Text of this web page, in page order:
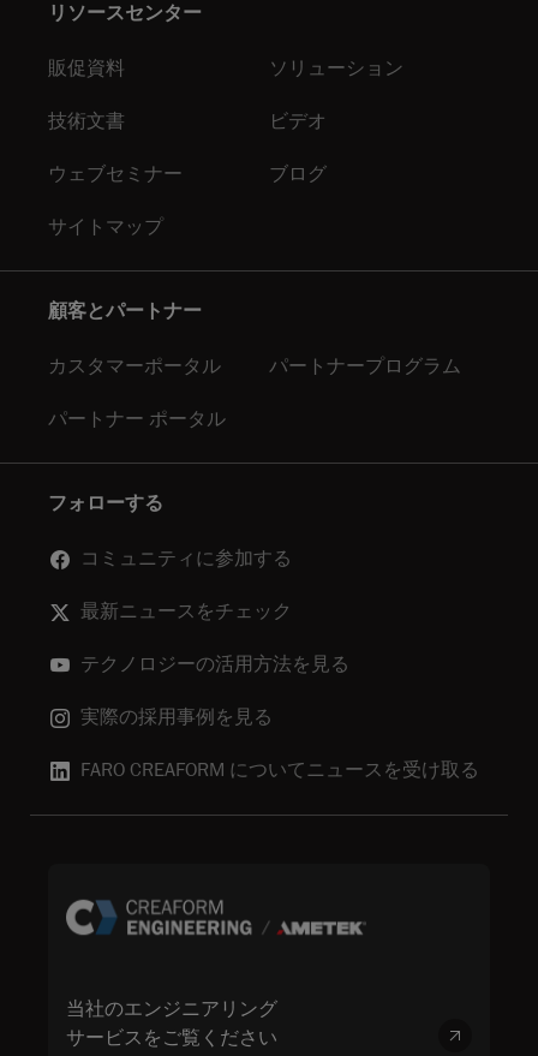
リソースセンター
販促資料 ソリューション
技術文書 ビデオ
ウェブセミナー ブログ
サイトマップ
顧客とパートナー
カスタマーポータル パートナープログラム
パートナー ポータル
フォローする
コミュニティに参加する
最新ニュースをチェック
テクノロジーの活用方法を見る
実際の採用事例を見る
FARO CREAFORM についてニュースを受け取る
当社のエンジニアリング
サービスをご覧ください